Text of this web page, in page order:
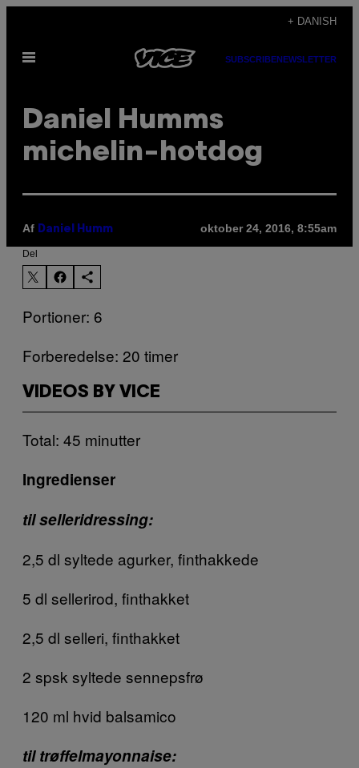
indhold
+ DANISH
Åbn
SUBSCRIBENEWSLETTER
Daniel Humms
michelin-hotdog
Af Daniel Humm oktober 24, 2016, 8:55am
Del
Portioner: 6
Forberedelse: 20 timer
VIDEOS BY VICE
Total: 45 minutter
Ingredienser
til selleridressing:
2,5 dl syltede agurker, finthakkede
5 dl sellerirod, finthakket
2,5 dl selleri, finthakket
2 spsk syltede sennepsfrø
120 ml hvid balsamico
til trøffelmayonnaise: